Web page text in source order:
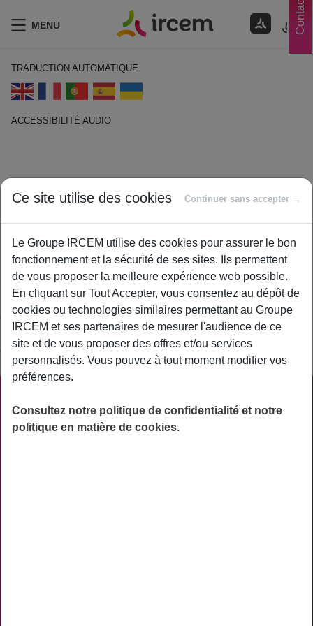
Contacts
MENU
TRADUCTION AUTOMATIQUE
ACCESSIBILITÉ AUDIO
GPS ou Groupe de protection
1 février 2021
Byircem
Groupement géré par les partenaires sociaux qui comprend
une caisse ARRCO et/ou une caisse AGIRC, un ou des
organismes à but non lucratif (institution de prévoyance,
mutuelle) et parfois des organismes à but lucratif (société
d’assurance, d’épargne…).
ACTUALITÉS
Ce site utilise des cookies Continuer sans accepter →
Le Groupe IRCEM utilise des cookies pour assurer le bon
fonctionnement et la sécurité de ses sites. Ils permettent
de vous proposer la meilleure expérience web possible.
En cliquant sur Tout Accepter, vous consentez au dépôt de
cookies ou technologies similaires permettant au Groupe
IRCEM et ses partenaires de mesurer l'audience de ce
site et de vous proposer des offres et/ou services
personnalisés. Vous pouvez à tout moment modifier vos
préférences.
Consultez notre politique de confidentialité et notre
politique en matière de cookies.